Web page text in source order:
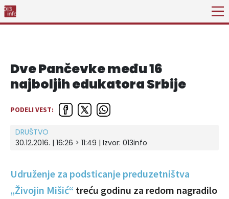
Dve Pančevke među 16
najboljih edukatora Srbije
PODELI VEST:
DRUŠTVO
30.12.2016. | 16:26 > 11:49 | Izvor: 013info
Udruženje za podsticanje preduzetništva
„Živojin Mišić“ treću godinu za redom nagradilo